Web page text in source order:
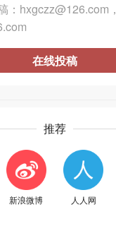
：hxgczz@126.com，
在线投稿
推荐
新浪微博 人人网